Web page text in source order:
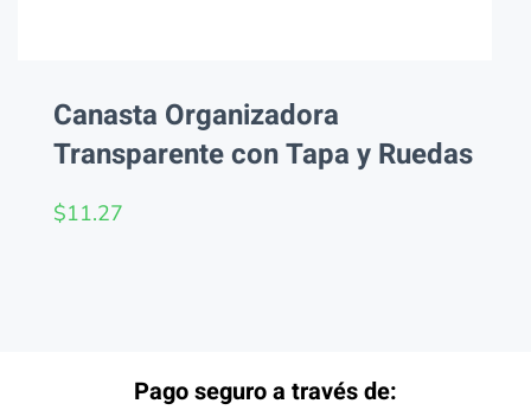
Canasta Organizadora
Transparente con Tapa y Ruedas
$11.27
Pago seguro a través de: